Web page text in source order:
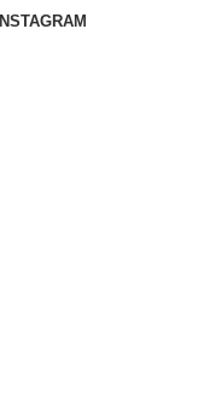
INSTAGRAM